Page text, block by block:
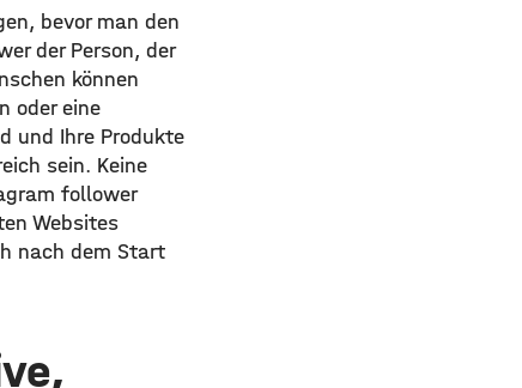
bevor man den
der Person, der
können
oder eine
und Ihre Produkte
sein. Keine
follower
Websites
nach dem Start